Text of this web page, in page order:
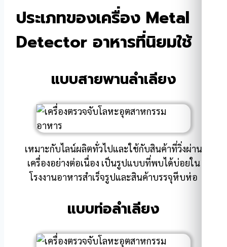
ประเภทของเครื่อง Metal
Detector อาหารที่นิยมใช้
แบบสายพานลำเลียง
เหมาะกับไลน์ผลิตทั่วไปและใช้กับสินค้าที่วิ่งผ่าน
เครื่องอย่างต่อเนื่อง เป็นรูปแบบที่พบได้บ่อยใน
โรงงานอาหารสำเร็จรูปและสินค้าบรรจุหีบห่อ
แบบท่อลำเลียง